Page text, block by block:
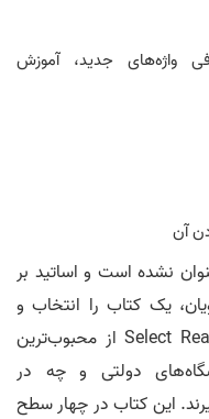
واژه‌های جدید، آموزش
آن
نشده است و اساتید بر
یک کتاب را انتخاب و
تدریس می‌کنند. سری کتاب‌های Select Reading از محبوب‌ترین
دولتی و چه در
این کتاب در چهار سطح